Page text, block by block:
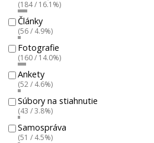
(184 / 16.1%)
Články
(56 / 4.9%)
Fotografie
(160 / 14.0%)
Ankety
(52 / 4.6%)
Súbory na stiahnutie
(43 / 3.8%)
Samospráva
(51 / 4.5%)